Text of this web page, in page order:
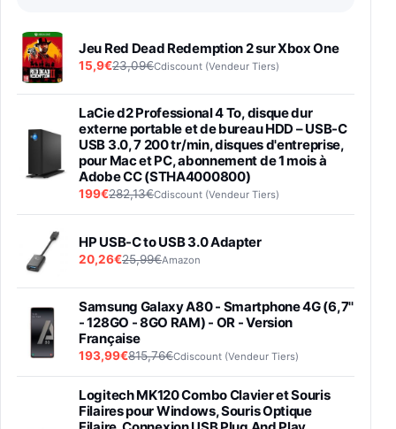
Jeu Red Dead Redemption 2 sur Xbox One
15,9€23,09€Cdiscount (Vendeur Tiers)
LaCie d2 Professional 4 To, disque dur
externe portable et de bureau HDD – USB-C
USB 3.0, 7 200 tr/min, disques d'entreprise,
pour Mac et PC, abonnement de 1 mois à
Adobe CC (STHA4000800)
199€282,13€Cdiscount (Vendeur Tiers)
HP USB-C to USB 3.0 Adapter
20,26€25,99€Amazon
Samsung Galaxy A80 - Smartphone 4G (6,7''
- 128GO - 8GO RAM) - OR - Version
Française
193,99€815,76€Cdiscount (Vendeur Tiers)
Logitech MK120 Combo Clavier et Souris
Filaires pour Windows, Souris Optique